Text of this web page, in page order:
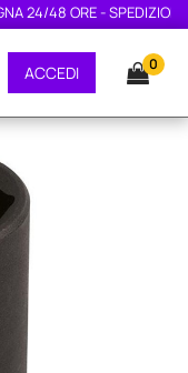
24/48 ORE -
ACCEDI 0